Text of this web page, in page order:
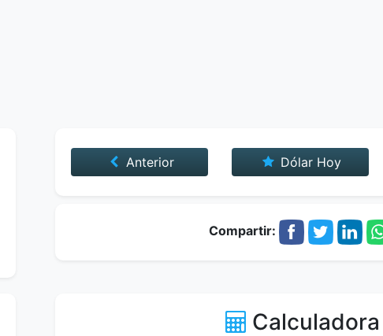
Anterior Dólar Hoy
Compartir:
Calculadora